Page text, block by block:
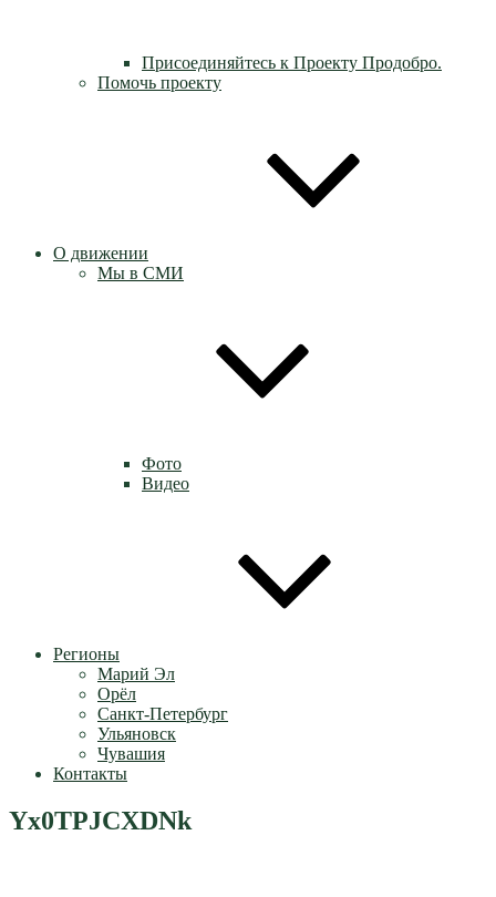
Присоединяйтесь к Проекту Продобро.
Помочь проекту
О движении
Мы в СМИ
Фото
Видео
Регионы
Марий Эл
Орёл
Санкт-Петербург
Ульяновск
Чувашия
Контакты
Yx0TPJCXDNk